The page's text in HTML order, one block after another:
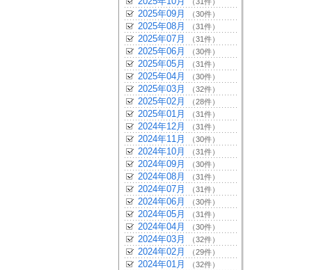
2025年09月 （30件）
2025年08月 （31件）
2025年07月 （31件）
2025年06月 （30件）
2025年05月 （31件）
2025年04月 （30件）
2025年03月 （32件）
2025年02月 （28件）
2025年01月 （31件）
2024年12月 （31件）
2024年11月 （30件）
2024年10月 （31件）
2024年09月 （30件）
2024年08月 （31件）
2024年07月 （31件）
2024年06月 （30件）
2024年05月 （31件）
2024年04月 （30件）
2024年03月 （32件）
2024年02月 （29件）
2024年01月 （32件）